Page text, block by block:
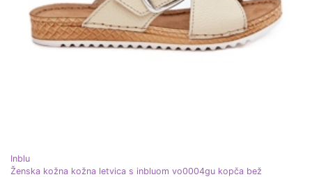
Inblu
Ženska kožna kožna letvica s inbluom vo0004gu kopča bež